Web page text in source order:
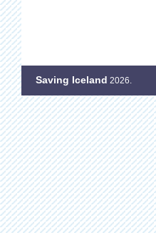
Saving Iceland 2026.